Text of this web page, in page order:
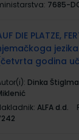
7685-
DIE PLATZE,
godina
Dinka
ALFA d.d.